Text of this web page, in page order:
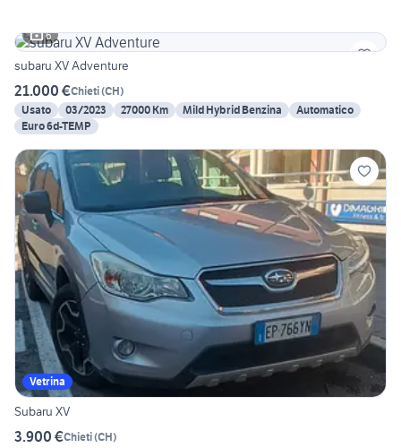
6
subaru XV Adventure
21.000 €Chieti(CH)
Usato
03/2023 27000 Km Mild Hybrid Benzina
Automatico
Euro 6d-TEMP
Vetrina
Subaru XV
3.900 €Chieti(CH)